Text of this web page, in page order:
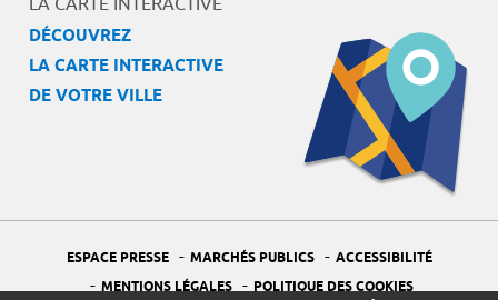
DÉCOUVREZ
LA CARTE INTERACTIVE
DE VOTRE VILLE
ESPACE PRESSE - MARCHÉS PUBLICS - ACCESSIBILITÉ
- MENTIONS LÉGALES - POLITIQUE DES COOKIES